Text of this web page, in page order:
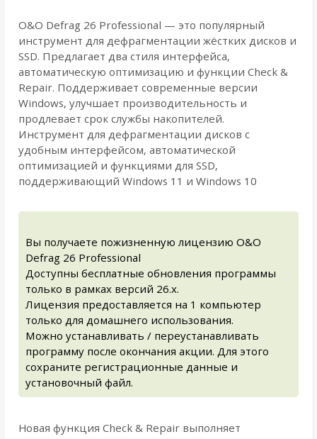
O&O Defrag 26 Professional — это популярный
инструмент для дефрагментации жёстких дисков и
SSD. Предлагает два стиля интерфейса,
автоматическую оптимизацию и функции Check &
Repair. Поддерживает современные версии
Windows, улучшает производительность и
продлевает срок службы накопителей.
Инструмент для дефрагментации дисков с
удобным интерфейсом, автоматической
оптимизацией и функциями для SSD,
поддерживающий Windows 11 и Windows 10
Вы получаете пожизненную лицензию O&O
Defrag 26 Professional
Доступны бесплатные обновления программы
только в рамках версий 26.x.
Лицензия предоставляется на 1 компьютер
только для домашнего использования.
Можно устанавливать / переустанавливать
программу после окончания акции. Для этого
сохраните регистрационные данные и
установочный файл.
Новая функция Check & Repair выполняет